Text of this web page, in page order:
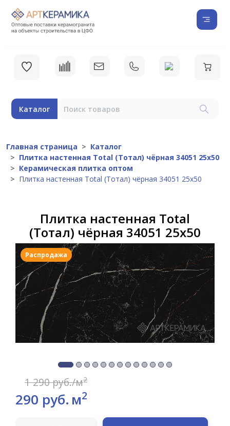
Каталог
Главная страница
Каталог
Плитка настенная Total (Тотал) чёрная 34051 25х50
Керамическая плитка оптом
Плитка настенная Total (Тотал) чёрная 34051 25х50
Плитка настенная Total
(Тотал) чёрная 34051 25х50
Распродажа
1 290 руб./м2
290 руб. м2